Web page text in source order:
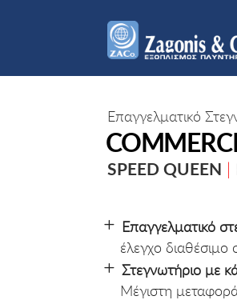
Επαγγελματικό
SPEED QUEEN |
Επαγγελματικό
έλεγχο διαθέσιμο
Στεγνωτήριο με
Μέγιστη